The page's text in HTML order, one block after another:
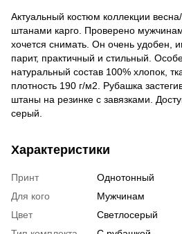
Актуальный костюм коллекции
штанами карго. Проверено
хочется снимать. Он очень удобен,
парит, практичный и стильный.
натуральный состав 100% хлопок,
плотность 190 г/м2. Рубашка
штаны на резинке с завязками.
серый.
Характеристики
Принт
Однотонный
Для кого
Мужчинам
Цвет
Светлосерый